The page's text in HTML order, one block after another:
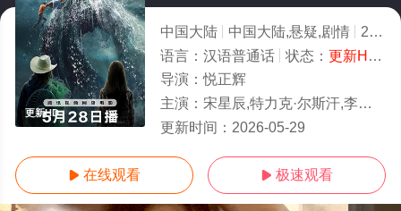
更新HD
中国大陆 中国大陆,悬疑,剧情
2026
语言： 汉语普通话 状态： 更新HD/高清
导演：悦正辉
主演： 宋星辰,特力克·尔斯汗,李一聪,加盆,塞力克拜·阿依恒
更新时间： 2026-05-29
 在线观看  极速观看